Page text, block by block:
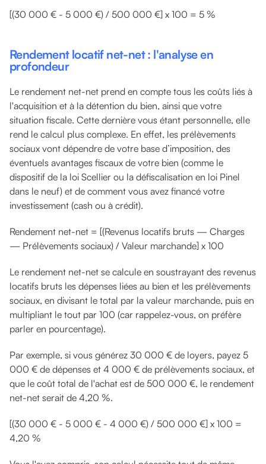
[(30 000 € - 5 000 €) / 500 000 €] x 100 = 5 %
Rendement locatif net-net : l'analyse en
profondeur
Le rendement net-net prend en compte tous les coûts liés à
l'acquisition et à la détention du bien, ainsi que votre
situation fiscale. Cette dernière vous étant personnelle, elle
rend le calcul plus complexe. En effet, les prélèvements
sociaux vont dépendre de votre base d’imposition, des
éventuels avantages fiscaux de votre bien (comme le
dispositif de la loi Scellier ou la défiscalisation en loi Pinel
dans le neuf) et de comment vous avez financé votre
investissement (cash ou à crédit).
Rendement net-net = [(Revenus locatifs bruts — Charges
— Prélèvements sociaux) / Valeur marchande] x 100
Le rendement net-net se calcule en soustrayant des revenus
locatifs bruts les dépenses liées au bien et les prélèvements
sociaux, en divisant le total par la valeur marchande, puis en
multipliant le tout par 100 (car rappelez-vous, on préfère
parler en pourcentage).
Par exemple, si vous générez 30 000 € de loyers, payez 5
000 € de dépenses et 4 000 € de prélèvements sociaux, et
que le coût total de l'achat est de 500 000 €, le rendement
net-net serait de 4,20 %.
[(30 000 € - 5 000 € - 4 000 €) / 500 000 €] x 100 =
4,20 %